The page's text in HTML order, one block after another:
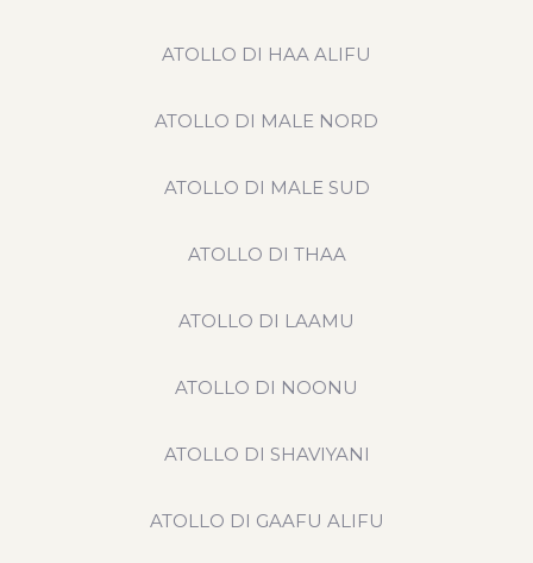
ATOLLO DI HAA ALIFU
ATOLLO DI MALE NORD
ATOLLO DI MALE SUD
ATOLLO DI THAA
ATOLLO DI LAAMU
ATOLLO DI NOONU
ATOLLO DI SHAVIYANI
ATOLLO DI GAAFU ALIFU